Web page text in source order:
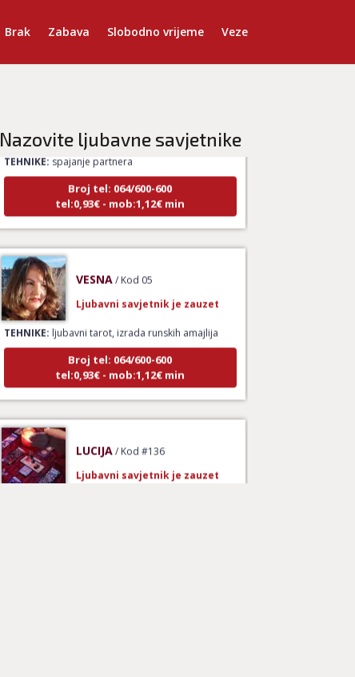
Brak Zabava Slobodno vrijeme Veze
Nazovite ljubavne savjetnike
TEHNIKE: spajanje partnera
Broj tel: 064/600-600
tel:0,93€ - mob:1,12€ min
TEHNIKE:ljubavni tarot, izrada runskih amajlija
Broj tel: 064/600-600
tel:0,93€ - mob:1,12€ min